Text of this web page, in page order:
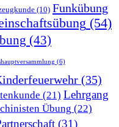
(10) Funkübung
(54)
(43)
(6)
(35)
(21) Lehrgang
Übung (22)
(31)